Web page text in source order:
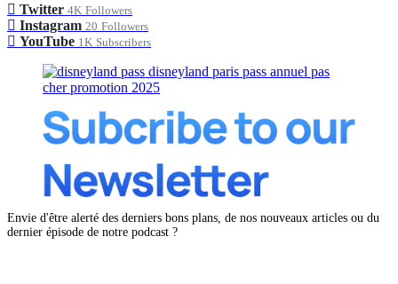
Twitter 4K Followers
Instagram 20 Followers
YouTube 1K Subscribers
Envie d'être alerté des derniers bons plans, de nos nouveaux articles ou du
dernier épisode de notre podcast ?